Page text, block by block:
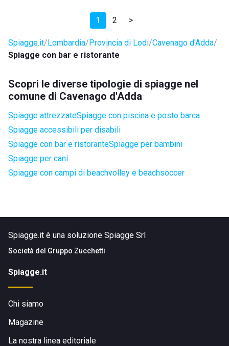
1 2 >
Spiagge.it Lombardia Provincia di Lodi Cavenago d'Adda
Spiagge con bar e ristorante
Scopri le diverse tipologie di spiagge nel
comune di Cavenago d'Adda
Spiagge attrezzateSpiagge con piscina e posto barca
Spiagge accessibili per disabili
Spiagge con bar e ristoranteSpiagge per bambini
Spiagge per cani
Spiagge con campi di beachvolley e beachsoccer
Spiagge.it è una soluzione Spiagge Srl
Società del Gruppo Zucchetti
Spiagge.it
Chi siamo
Magazine
La nostra linea editoriale